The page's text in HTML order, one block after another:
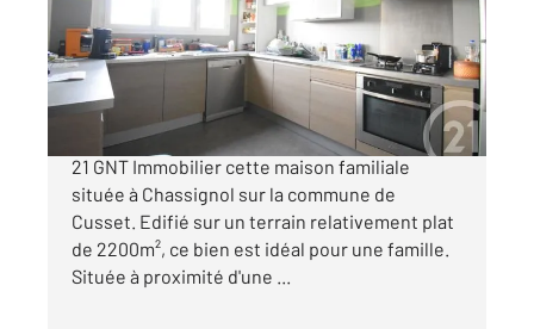
Maison à vendre
170 000 €
Venez découvrir avec votre Agence CENTURY
21 GNT Immobilier cette maison familiale
située à Chassignol sur la commune de
Cusset. Edifié sur un terrain relativement plat
de 2200m², ce bien est idéal pour une famille.
Située à proximité d'une ...